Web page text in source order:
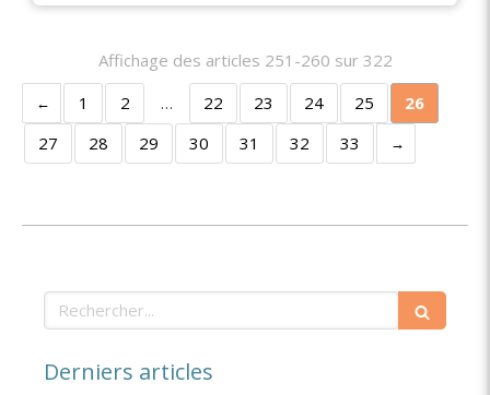
Affichage des articles 251-260 sur 322
1
2 … 22 23 24 25
26
27
28 29 30 31 32 33
Rechercher
Derniers articles